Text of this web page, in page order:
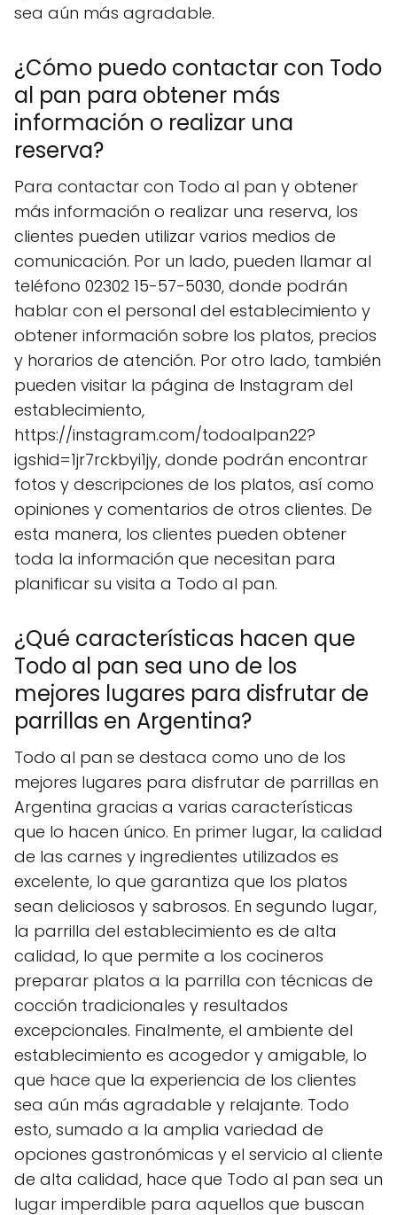
sea aún más agradable.
¿Cómo puedo contactar con Todo
al pan para obtener más
información o realizar una
reserva?
Para contactar con Todo al pan y obtener
más información o realizar una reserva, los
clientes pueden utilizar varios medios de
comunicación. Por un lado, pueden llamar al
teléfono 02302 15-57-5030, donde podrán
hablar con el personal del establecimiento y
obtener información sobre los platos, precios
y horarios de atención. Por otro lado, también
pueden visitar la página de Instagram del
establecimiento,
https://instagram.com/todoalpan22?
igshid=1jr7rckbyi1jy, donde podrán encontrar
fotos y descripciones de los platos, así como
opiniones y comentarios de otros clientes. De
esta manera, los clientes pueden obtener
toda la información que necesitan para
planificar su visita a Todo al pan.
¿Qué características hacen que
Todo al pan sea uno de los
mejores lugares para disfrutar de
parrillas en Argentina?
Todo al pan se destaca como uno de los
mejores lugares para disfrutar de parrillas en
Argentina gracias a varias características
que lo hacen único. En primer lugar, la calidad
de las carnes y ingredientes utilizados es
excelente, lo que garantiza que los platos
sean deliciosos y sabrosos. En segundo lugar,
la parrilla del establecimiento es de alta
calidad, lo que permite a los cocineros
preparar platos a la parrilla con técnicas de
cocción tradicionales y resultados
excepcionales. Finalmente, el ambiente del
establecimiento es acogedor y amigable, lo
que hace que la experiencia de los clientes
sea aún más agradable y relajante. Todo
esto, sumado a la amplia variedad de
opciones gastronómicas y el servicio al cliente
de alta calidad, hace que Todo al pan sea un
lugar imperdible para aquellos que buscan